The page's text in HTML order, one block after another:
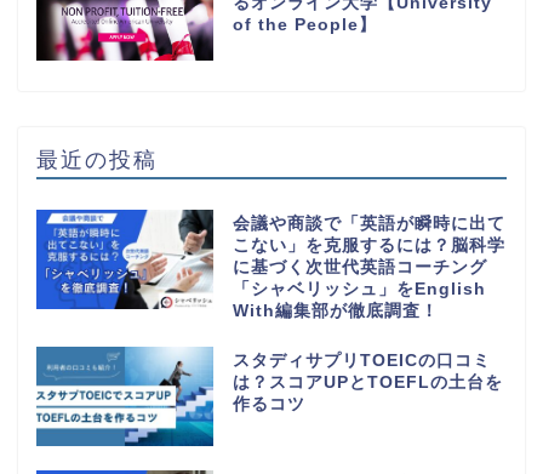
of the People】
最近の投稿
会議や商談で「英語が瞬時に出て
こない」を克服するには？脳科学
に基づく次世代英語コーチング
「シャベリッシュ」をEnglish
With編集部が徹底調査！
スタディサプリTOEICの口コミ
は？スコアUPとTOEFLの土台を
作るコツ